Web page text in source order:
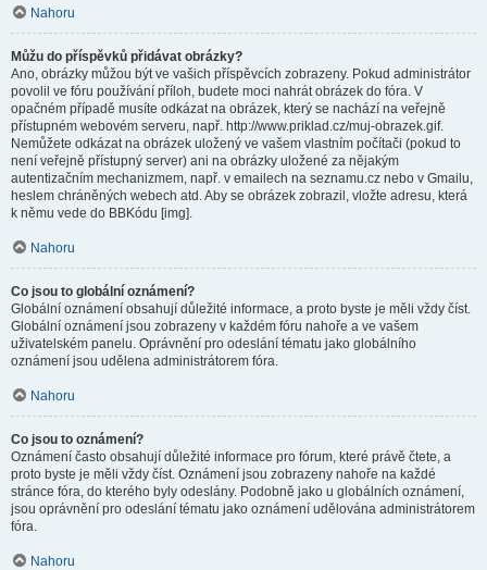
Nahoru
Můžu do příspěvků přidávat obrázky?
Ano, obrázky můžou být ve vašich příspěvcích zobrazeny. Pokud administrátor
povolil ve fóru používání příloh, budete moci nahrát obrázek do fóra. V
opačném případě musíte odkázat na obrázek, který se nachází na veřejně
přístupném webovém serveru, např. http://www.priklad.cz/muj-obrazek.gif.
Nemůžete odkázat na obrázek uložený ve vašem vlastním počítači (pokud to
není veřejně přístupný server) ani na obrázky uložené za nějakým
autentizačním mechanizmem, např. v emailech na seznamu.cz nebo v Gmailu,
heslem chráněných webech atd. Aby se obrázek zobrazil, vložte adresu, která
k němu vede do BBKódu [img].
Nahoru
Co jsou to globální oznámení?
Globální oznámení obsahují důležité informace, a proto byste je měli vždy číst.
Globální oznámení jsou zobrazeny v každém fóru nahoře a ve vašem
uživatelském panelu. Oprávnění pro odeslání tématu jako globálního
oznámení jsou udělena administrátorem fóra.
Nahoru
Co jsou to oznámení?
Oznámení často obsahují důležité informace pro fórum, které právě čtete, a
proto byste je měli vždy číst. Oznámení jsou zobrazeny nahoře na každé
stránce fóra, do kterého byly odeslány. Podobně jako u globálních oznámení,
jsou oprávnění pro odeslání tématu jako oznámení udělována administrátorem
fóra.
Nahoru